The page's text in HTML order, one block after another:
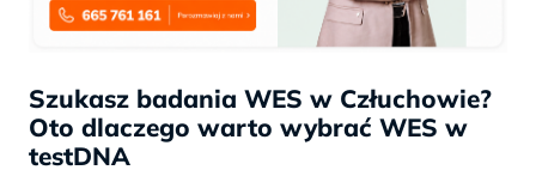
Szukasz badania WES w Człuchowie?
Oto dlaczego warto wybrać WES w
testDNA